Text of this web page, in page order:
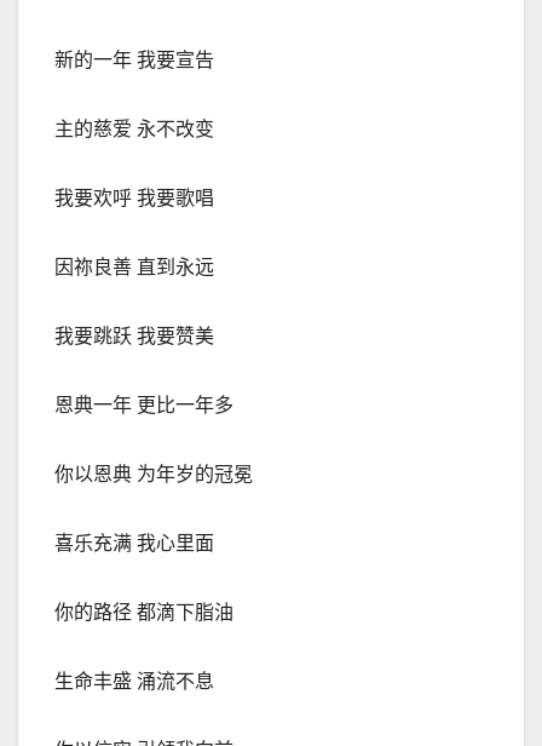
新的一年 我要宣告
主的慈爱 永不改变
我要欢呼 我要歌唱
因祢良善 直到永远
我要跳跃 我要赞美
恩典一年 更比一年多
你以恩典 为年岁的冠冕
喜乐充满 我心里面
你的路径 都滴下脂油
生命丰盛 涌流不息